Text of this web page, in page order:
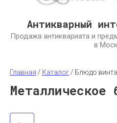
Антикварный
Продажа антиквариата и
в
Главная / Каталог / Блюдо
Металлическое